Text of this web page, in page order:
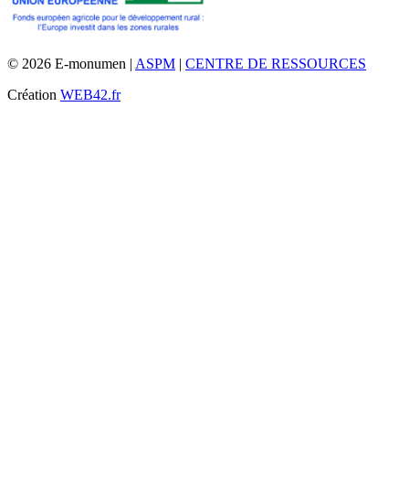
© 2026 E-monumen | ASPM
CENTRE DE RESSOURCES
Création WEB42.fr